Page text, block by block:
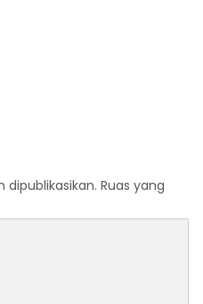
dipublikasikan. Ruas yang